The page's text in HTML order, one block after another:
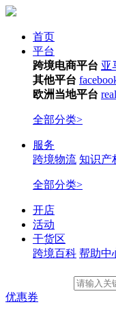
首页
平台
跨境电商平台 亚
其他平台
欧洲当地平台 real
全部分类>
服务
跨境物流 知识产
全部分类>
开店
活动
干货区
跨境百科 帮助中
优惠券